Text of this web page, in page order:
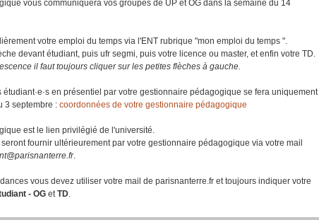
vous communiquera vos groupes de UP et OG dans la semaine du 14
votre emploi du temps via l'ENT rubrique "mon emploi du temps ".
devant étudiant, puis ufr segmi, puis votre licence ou master, et enfin votre TD.
il faut toujours cliquer sur les petites flèches à gauche.
en présentiel par votre gestionnaire pédagogique se fera uniquement
3 septembre :coordonnées de votre gestionnaire pédagogique
est le lien privilégié de l'université.
fournir ultérieurement par votre gestionnaire pédagogique via votre mail
.
vous devez utiliser votre mail de parisnanterre.fr et toujours indiquer votre
- OGetTD.